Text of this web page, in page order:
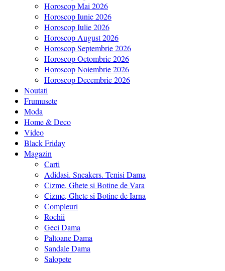
Horoscop Mai 2026
Horoscop Iunie 2026
Horoscop Iulie 2026
Horoscop August 2026
Horoscop Septembrie 2026
Horoscop Octombrie 2026
Horoscop Noiembrie 2026
Horoscop Decembrie 2026
Noutati
Frumusete
Moda
Home & Deco
Video
Black Friday
Magazin
Carti
Adidasi. Sneakers. Tenisi Dama
Cizme, Ghete si Botine de Vara
Cizme, Ghete si Botine de Iarna
Compleuri
Rochii
Geci Dama
Paltoane Dama
Sandale Dama
Salopete